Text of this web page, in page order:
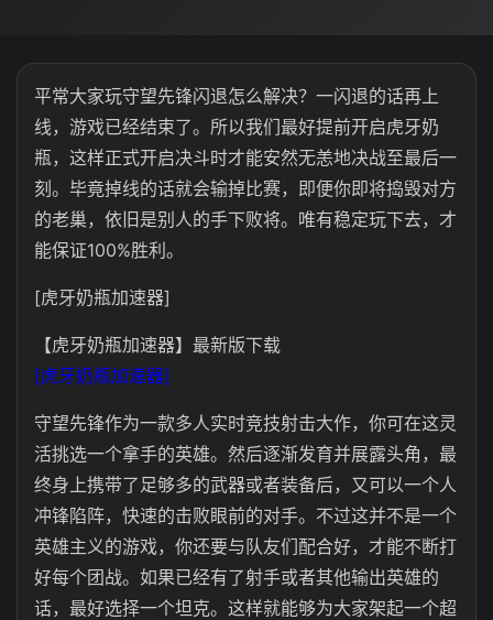
平常大家玩守望先锋闪退怎么解决？一闪退的话再上
线，游戏已经结束了。所以我们最好提前开启虎牙奶
瓶，这样正式开启决斗时才能安然无恙地决战至最后一
刻。毕竟掉线的话就会输掉比赛，即便你即将捣毁对方
的老巢，依旧是别人的手下败将。唯有稳定玩下去，才
能保证100%胜利。
[虎牙奶瓶加速器]
【虎牙奶瓶加速器】最新版下载
[虎牙奶瓶加速器]
守望先锋作为一款多人实时竞技射击大作，你可在这灵
活挑选一个拿手的英雄。然后逐渐发育并展露头角，最
终身上携带了足够多的武器或者装备后，又可以一个人
冲锋陷阵，快速的击败眼前的对手。不过这并不是一个
英雄主义的游戏，你还要与队友们配合好，才能不断打
好每个团战。如果已经有了射手或者其他输出英雄的
话，最好选择一个坦克。这样就能够为大家架起一个超